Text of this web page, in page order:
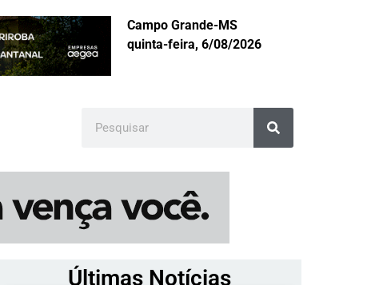
Campo Grande-MS
quinta-feira, 6/08/2026
Últimas Notícias